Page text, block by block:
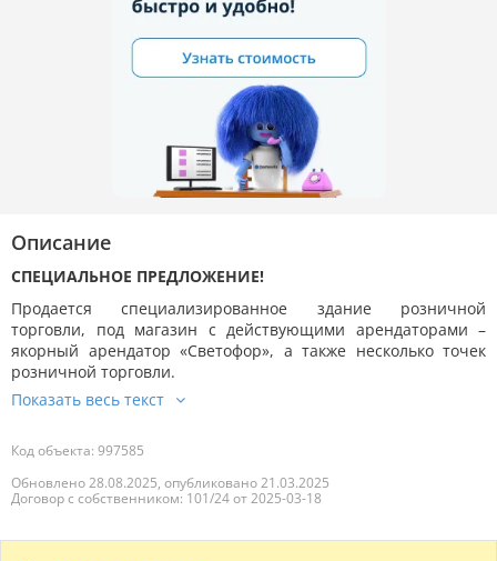
Описание
СПЕЦИАЛЬНОЕ ПРЕДЛОЖЕНИЕ!
Продается специализированное здание розничной
торговли, под магазин с действующими арендаторами –
якорный арендатор «Светофор», а также несколько точек
розничной торговли.
Код объекта: 997585
Обновлено 28.08.2025, опубликовано 21.03.2025
Договор с собственником: 101/24 от 2025-03-18